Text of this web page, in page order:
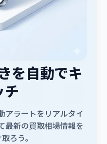
を自動でキ
チ
アラートをリアルタイ
最新の買取相場情報を
ろう。